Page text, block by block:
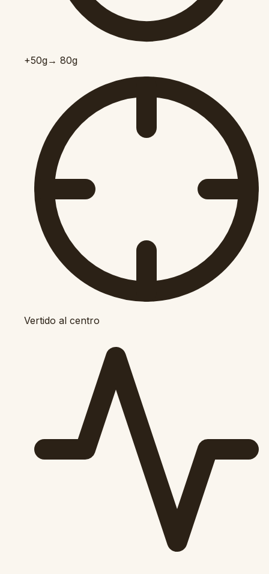
+50g→ 80g
Vertido al centro